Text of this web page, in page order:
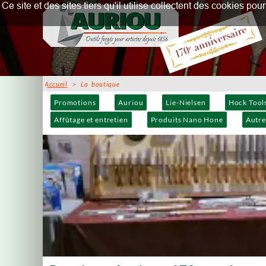
Promotions Auriou Lie-Nielsen Hock
Affûtage et entretien
Produits Nano Hone
Accueil > La boutique
Ce site et des sites tiers qu'il utilise collectent des cookies